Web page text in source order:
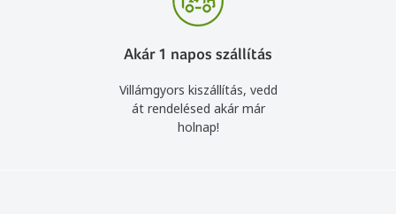
Akár 1 napos szállítás
Villámgyors kiszállítás, vedd
át rendelésed akár már
holnap!